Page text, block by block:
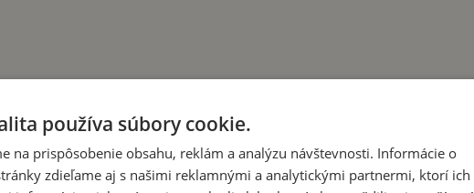
používa súbory cookie.
na prispôsobenie obsahu, reklám a analýzu návštevnosti. Informácie o
zdieľame aj s našimi reklamnými a analytickými partnermi, ktorí ich